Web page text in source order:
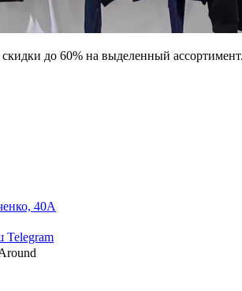
до 60% на выделенный ассортимент.
40А
Telegram